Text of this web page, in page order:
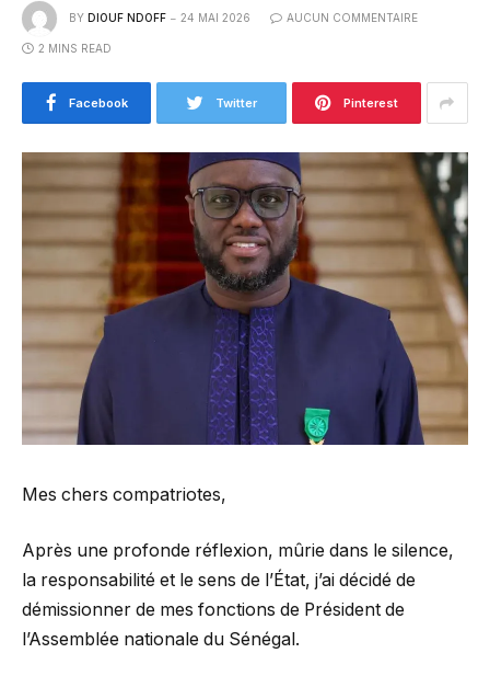
BY DIOUF NDOFF 24 MAI 2026 AUCUN COMMENTAIRE
2 MINS READ
Facebook Twitter Pinterest
Mes chers compatriotes,
Après une profonde réflexion, mûrie dans le silence,
la responsabilité et le sens de l’État, j’ai décidé de
démissionner de mes fonctions de Président de
l’Assemblée nationale du Sénégal.